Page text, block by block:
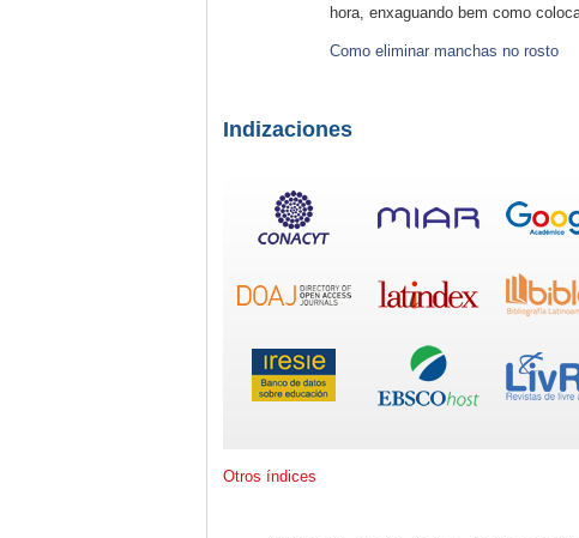
hora, enxaguando bem como
Como eliminar manchas no rosto
Indizaciones
Otros índices